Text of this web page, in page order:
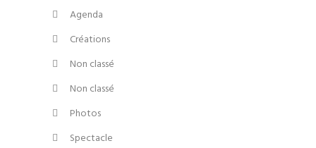
Agenda
Créations
Non classé
Non classé
Photos
Spectacle